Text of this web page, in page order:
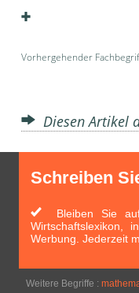
Vorhergehender
Diesen Artikel
Schreiben
Bleiben Sie auf
Wirtschaftslexikon,
Werbung. Jederzeit
Weitere Begriffe :